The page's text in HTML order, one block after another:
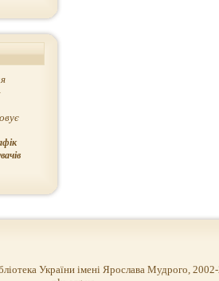
України імені Ярослава Мудрого,